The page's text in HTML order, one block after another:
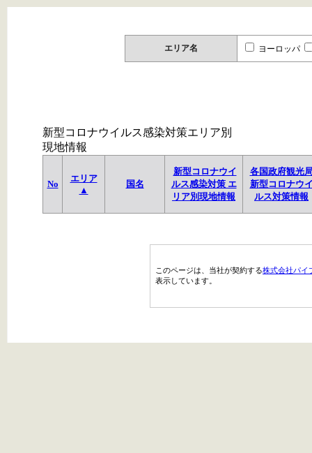
エリア名 ヨーロッパ
新型コロナウイルス感染対策エリア別
現地情報
No
エリア
▲
国名
新型コロナウイ
ルス感染対策 エ
リア別現地情報
各国政府観光
新型コロナウ
ルス対策情報
このページは、当社が契約する株式会社パイ
表示しています。